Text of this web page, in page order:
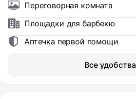
Переговорная комната
Площадки для барбекю
Аптечка первой помощи
Все удобства